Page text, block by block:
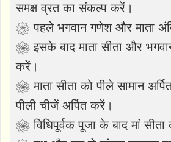
समक्ष व्रत का संकल्प करें।
❀ पहले भगवान गणेश और माता
❀ इसके बाद माता सीता और
करें।
❀ माता सीता को पीले सामान
पीली चीजें अर्पित करें।
❀ विधिपूर्वक पूजा के बाद मां